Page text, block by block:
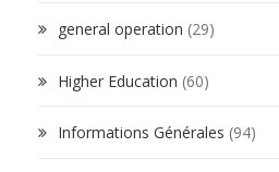
general operation (29)
Higher Education (60)
Informations Générales (94)